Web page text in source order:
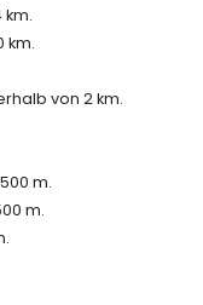
km.
von 2 km.
m.
m.